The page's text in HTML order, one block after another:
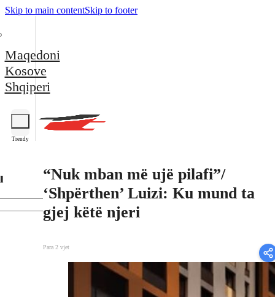
Skip to main contentSkip to footer
Maqedoni
Kosove
Shqiperi
Trendy
“Nuk mban më ujë pilafi”/
‘Shpërthen’ Luizi: Ku mund ta
gjej këtë njeri
Para 2 vjet